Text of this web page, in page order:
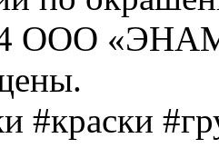
ООО
#краски